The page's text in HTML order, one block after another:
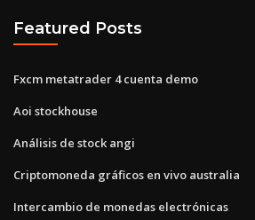
Featured Posts
Fxcm metatrader 4 cuenta demo
Aoi stockhouse
Análisis de stock angi
Criptomoneda gráficos en vivo australia
Intercambio de monedas electrónicas